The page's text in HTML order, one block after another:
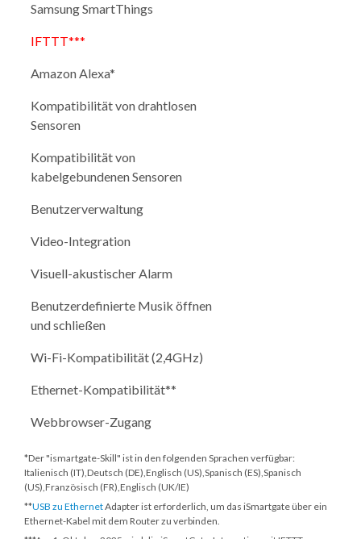
Samsung SmartThings
IFTTT***
Amazon Alexa*
Kompatibilität von drahtlosen
Sensoren
Kompatibilität von
kabelgebundenen Sensoren
Benutzerverwaltung
Video-Integration
Visuell-akustischer Alarm
Benutzerdefinierte Musik öffnen
und schließen
Wi-Fi-Kompatibilität (2,4GHz)
Ethernet-Kompatibilität**
Webbrowser-Zugang
*Der "ismartgate-Skill" ist in den folgenden Sprachen verfügbar:
Italienisch (IT),Deutsch (DE),Englisch (US),Spanisch (ES),Spanisch
(US),Französisch (FR),Englisch (UK/IE)
**USB zu EthernetAdapter ist erforderlich, um das iSmartgate über ein
Ethernet-Kabel mit dem Router zu verbinden.